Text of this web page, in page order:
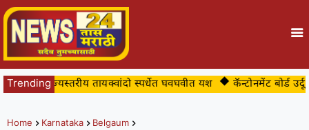
Trending
राज्यस्तरीय तायक्वांदो स्पर्धेत घवघवीत यश कॅन्टोनमेंट बोर्ड उर्दू
Home Karnataka
Belgaum